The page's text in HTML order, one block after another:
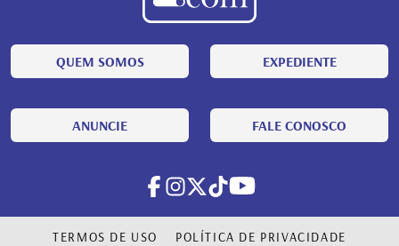
QUEM SOMOS EXPEDIENTE
ANUNCIE FALE CONOSCO
TERMOS DE USO POLÍTICA DE PRIVACIDADE